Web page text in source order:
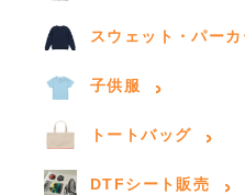
スウェット・パーカ
子供服
トートバッグ
DTFシート販売